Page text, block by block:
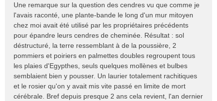
g
e
n
l
u
Une remarque sur la question des cendres vu que comme je
l'avais raconté, une plante-bande le long d'un mur mitoyen
chez moi avait été utilisé par les propriétaires précédents
pour épandre leurs cendres de cheminée. Résultat : sol
déstructuré, la terre ressemblant à de la poussière, 2
pommiers et poiriers en palmettes doubles regroupent tous
les plaies d'Egypthes, seuls quelques mollènes et bulbes
semblaient bien y pousser. Un laurier totalement rachitiques
et le rosier qu'on y avait mis vite passé en limite de mort
cérébrale. Bref depuis presque 2 ans cela revient, l'an dernier